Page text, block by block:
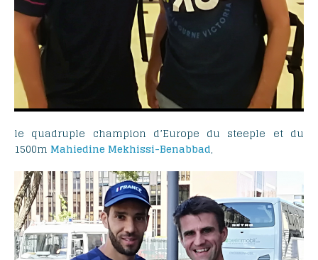
le quadruple champion d’Europe du steeple et du
1500m Mahiedine Mekhissi-Benabbad,